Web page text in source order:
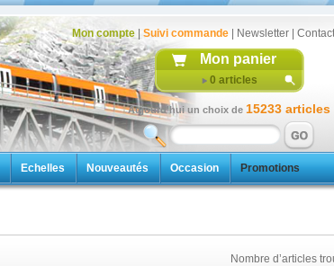
Mon compte| Suivi commande| Newsletter| Contact
Mon panier
0 articles
Aujourd'hui un choix de 15233 articles
Echelles Nouveautés Occasion Promotions
Nombre d’articles